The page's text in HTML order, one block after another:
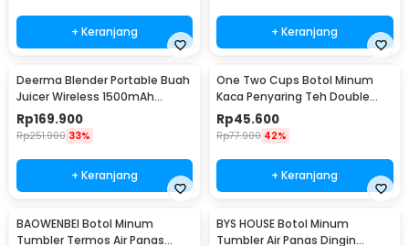
+ Keranjang + Keranjang
Deerma Blender Portable Buah
Juicer Wireless 1500mAh
400ml - DEM-NU05
Rp169.900
Rp251.900 33%
+ Keranjang
One Two Cups Botol Minum
Kaca Penyaring Teh Double
Wall 230ml - X9001
Rp45.600
Rp77.900 42%
+ Keranjang
BAOWENBEI Botol Minum
Tumbler Termos Air Panas
BYS HOUSE Botol Minum
Tumbler Air Panas Dingin